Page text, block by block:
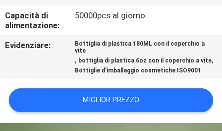
POLICY
Capacità di
alimentazione:
50000pcs al giorno
Evidenziare:
Bottiglia di plastica 180ML con il coperchio a
vite
, bottiglia di plastica 6oz con il coperchio a vite,
Bottiglie d'imballaggio cosmetiche ISO9001
MIGLIOR PREZZO